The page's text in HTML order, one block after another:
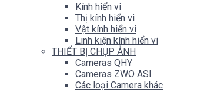
Kính hiển vi
Thị kính hiển vi
Vật kính hiển vi
Linh kiện kính hiển vi
THIẾT BỊ CHỤP ẢNH
Cameras QHY
Cameras ZWO ASI
Các loại Camera khác